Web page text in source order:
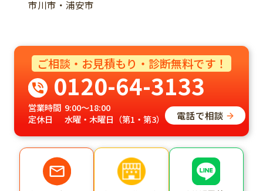
市川市・浦安市
ご相談・お見積もり・診断無料です！
0120-64-3133
営業時間 9:00～18:00
定休日
水曜・木曜日（第1・第3） 電話で相談